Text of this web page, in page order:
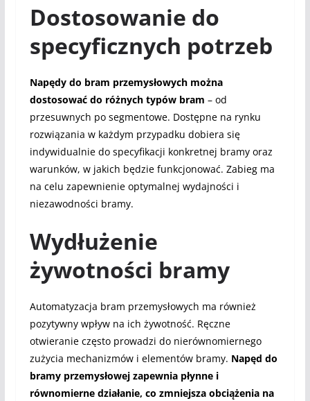
Dostosowanie do
specyficznych potrzeb
Napędy do bram przemysłowych można
dostosować do różnych typów bram – od
przesuwnych po segmentowe. Dostępne na rynku
rozwiązania w każdym przypadku dobiera się
indywidualnie do specyfikacji konkretnej bramy oraz
warunków, w jakich będzie funkcjonować. Zabieg ma
na celu zapewnienie optymalnej wydajności i
niezawodności bramy.
Wydłużenie
żywotności bramy
Automatyzacja bram przemysłowych ma również
pozytywny wpływ na ich żywotność. Ręczne
otwieranie często prowadzi do nierównomiernego
zużycia mechanizmów i elementów bramy. Napęd do
bramy przemysłowej zapewnia płynne i
równomierne działanie, co zmniejsza obciążenia na